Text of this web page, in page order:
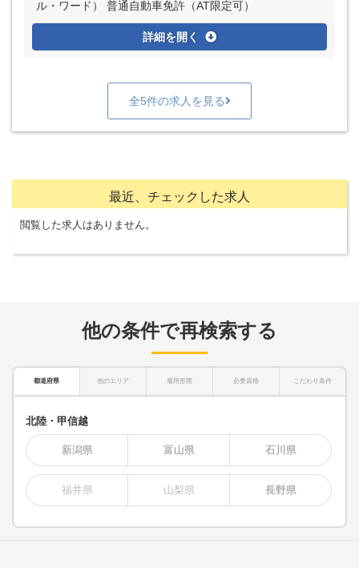
ル・ワード） 普通自動車免許（AT限定可）
詳細を開く
全5件の求人を見る
最近、チェックした求人
閲覧した求人はありません。
他の条件で再検索する
都道府県 他のエリア 雇用形態 必要資格 こだわり条件
北陸・甲信越
新潟県 富山県 石川県
福井県 山梨県 長野県